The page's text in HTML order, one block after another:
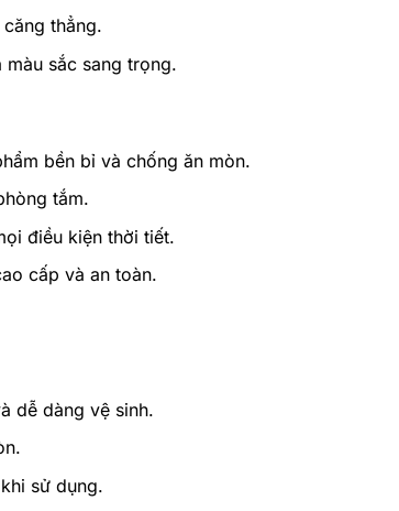
thẳng.
sắc sang trọng.
bền bỉ và chống ăn mòn.
tắm.
điều kiện thời tiết.
cấp và an toàn.
dễ dàng vệ sinh.
sử dụng.